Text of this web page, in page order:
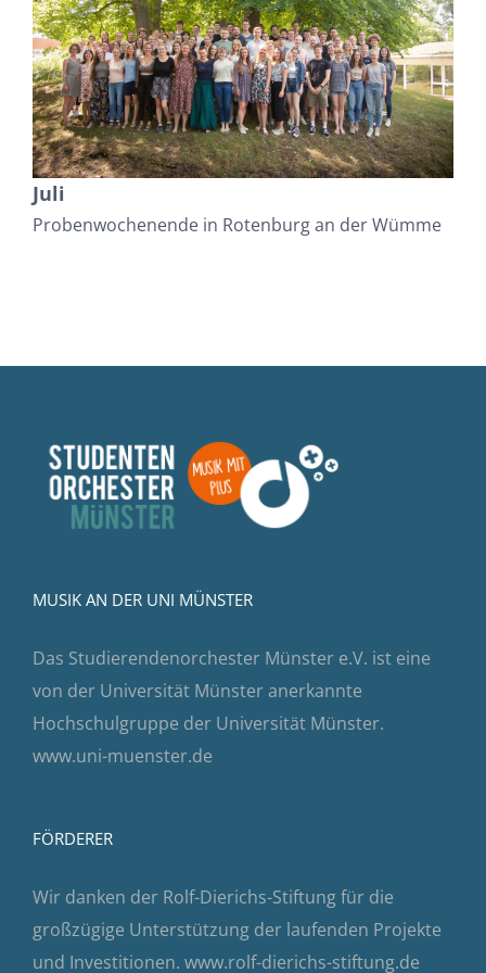
Juli
Probenwochenende in Rotenburg an der Wümme
MUSIK AN DER UNI MÜNSTER
Das Studierendenorchester Münster e.V. ist eine
von der Universität Münster anerkannte
Hochschulgruppe der Universität Münster.
www.uni-muenster.de
FÖRDERER
Wir danken der Rolf-Dierichs-Stiftung für die
großzügige Unterstützung der laufenden Projekte
und Investitionen. www.rolf-dierichs-stiftung.de